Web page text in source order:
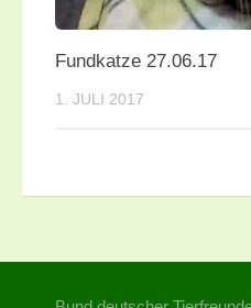
Fundkatze 27.06.17
1. JULI 2017